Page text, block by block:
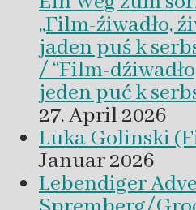
„Film-źiwadło,
jaden puś k
/ “Film-
jeden puć k
27. April 2026
Luka Golinski
Januar 2026
Lebendiger